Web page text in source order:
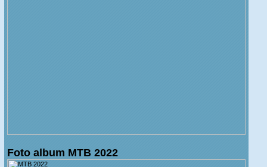
Foto album MTB 2022